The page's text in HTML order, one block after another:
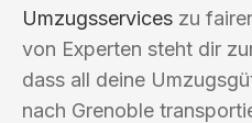
Umzugsservices zu
von Experten steht dir
dass all deine
nach Grenoble